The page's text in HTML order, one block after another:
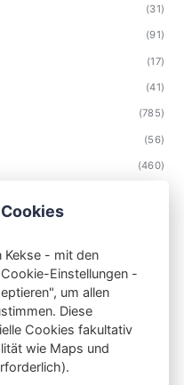
(31)
(91)
(17)
(41)
(785)
(56)
(460)
Network (iOSBN)
Kekse - mit den
Einstellungen -
um allen
Diese
Cookies fakultativ
wie Maps und